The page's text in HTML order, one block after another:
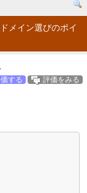
メイン選びのポイ
する 評価をみる